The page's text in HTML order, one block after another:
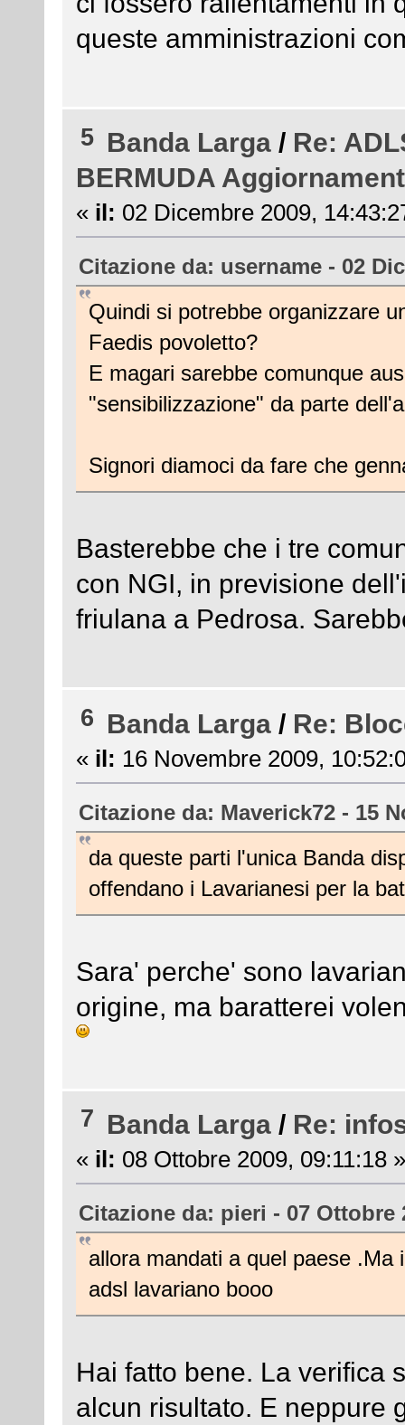
queste amministrazioni
5 Banda Larga / Re:
BERMUDA
« il: 02 Dicembre 2009,
Citazione da: username - 02
Quindi si potrebbe organizzare
Faedis povoletto?
E magari sarebbe comunque
"sensibilizzazione" da parte
Signori diamoci da fare che
Basterebbe che i tre
con NGI, in previsione
friulana a Pedrosa.
6 Banda Larga / Re:
« il: 16 Novembre 2009,
Citazione da: Maverick72 - 15
da queste parti l'unica Banda
offendano i Lavarianesi per la
Sara' perche' sono
origine, ma baratterei
7 Banda Larga / Re:
« il: 08 Ottobre 2009, 09:11:18 »
Citazione da: pieri - 07 Ottobre
allora mandati a quel paese
adsl lavariano booo
Hai fatto bene. La verifica
alcun risultato. E neppure